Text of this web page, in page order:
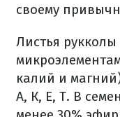
своему
Листья
калий и
А, К, Е, Т. В